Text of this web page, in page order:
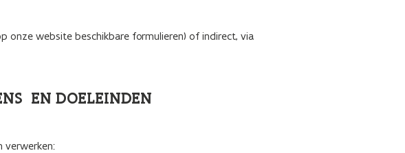
onze website beschikbare formulieren) of indirect, via
EN DOELEINDEN
verwerken: